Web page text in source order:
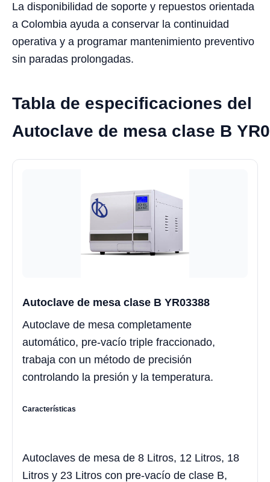
La disponibilidad de soporte y repuestos orientada
a Colombia ayuda a conservar la continuidad
operativa y a programar mantenimiento preventivo
sin paradas prolongadas.
Tabla de especificaciones del
Autoclave de mesa clase B
Autoclave de mesa clase B YR03388
Autoclave de mesa completamente
automático, pre-vacío triple fraccionado,
trabaja con un método de precisión
controlando la presión y la temperatura.
Características
Autoclaves de mesa de 8 Litros, 12 Litros, 18
Litros y 23 Litros con pre-vacío de clase B,